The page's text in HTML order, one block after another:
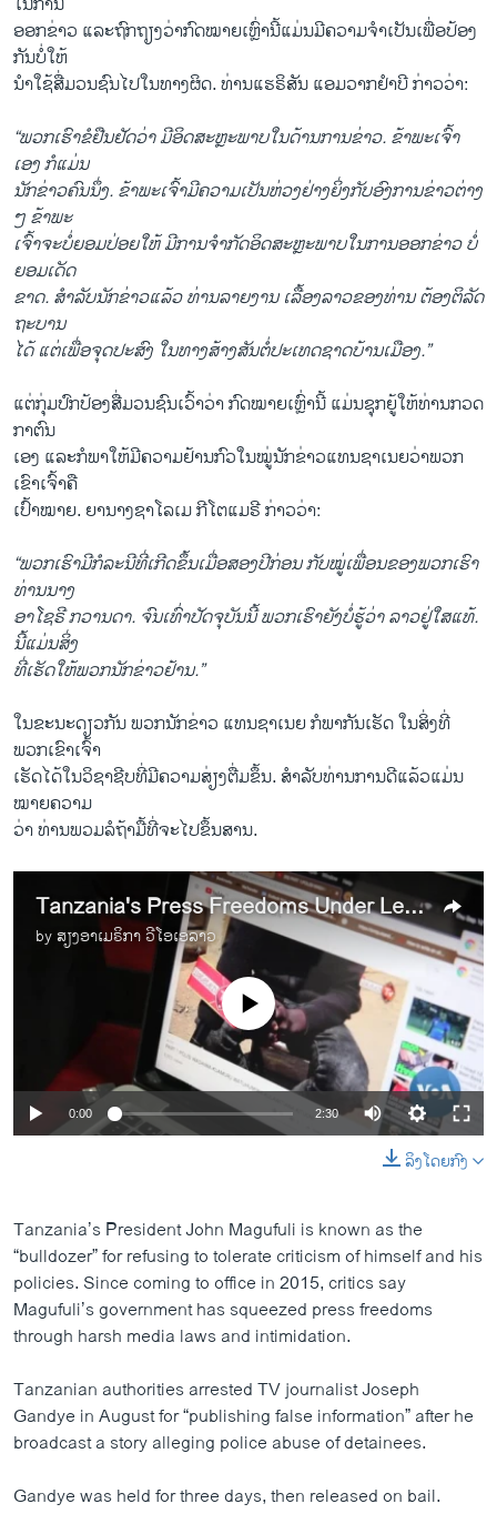
​ອອກ​ຂ່າວ ແລະ​ຖົກ​ຖຽງ​ວ່າກົດ​ໝາຍ​ເຫຼົ່າ​ນີ້​ແມ່ນ​ມີ​ຄວາມ​ຈຳ​ເປັນ​ເພື່ອ​ປ້ອງ​
ກັນ​ບໍ່​ໃຫ້​
ນຳ​ໃຊ້​ສື່ມວນ​ຊົນ​ໄປ​ໃນ​ທາງ​ຜິດ. ທ່ານ​ແຮ​ຣິ​ສັນ ແອມ​ວາກ​ຢຳ​ບີ​ ກ່າວວ່າ:
“ພວກ​ເຮົາ​ຂໍ​ຢືນ​ຢັດ​ວ່າ ມີ​ອິດ​ສະ​ຫຼະ​ພາບ​ໃນ​ດ້ານ​ການ​ຂ່າວ. ຂ້າ​ພະ​ເຈົ້າ​
ເອງ ​ກໍ​ແມ່ນ
ນັກ​ຂ່າວ​ຄົນ​ນຶ່ງ. ຂ້າ​ພະ​ເຈົ້າ​ມີ​ຄວາມ​ເປັນ​ຫ່ວງ​ຢ່າງ​ຍິ່ງ​ກັບ​ອົງ​ການ​ຂ່າວ​ຕ່າງ
ໆ ຂ້າ​ພະ
​ເຈົ້າ​ຈະ​ບໍ່​ຍອມ​ປ່ອຍ​ໃຫ້ ​ມີ​ການ​ຈຳ​ກັດ​ອິດ​ສະ​ຫຼະ​ພາບ​ໃນ​ການ​ອອກ​ຂ່າວ ບໍ່​
ຍອມ​ເດັດ​
ຂາດ. ສຳ​ລັບ​ນັກ​ຂ່າວ​ແລ້ວ ທ່ານ​ລາຍ​ງານ ​ເລື້ອງ​ລາວ​ຂອງ​ທ່ານ ຕ້ອງ​ຕິ​ລັດ​
ຖະ​ບານ
​ໄດ້ ແຕ່​ເພື່ອ​ຈຸດ​ປະ​ສົງ ​ໃນທາງສ້​າ​ງ​ສັນ​ຕໍ່ປະ​ເທດ​ຊາດ​ບ້ານ​ເມືອງ.”
ແຕ່​ກຸ່ມ​ປົກ​ປ້ອງ​ສື່ມວນ​ຊົນ​ເວົ້າ​ວ່າ ກົດ​ໝາຍ​ເຫຼົ່າ​ນີ້ ​ແມ່ນ​ຊຸກ​ຍູ້​ໃຫ້​ທ່ານກວດ​
ກາ​ຕົນ
​ເອງ ແລະ​ກໍ​ພາ​ໃຫ້​ມີ​ຄວາມ​ຢ້ານ​ກົວ​ໃນ​ໝູ່​ນັກ​ຂ່າວ​ແທນ​ຊາ​ເນຍ​ວ່າ​ພວກ​
ເຂົາເຈົ້າ​ຄື
​ເປົ້າ​ໝາຍ. ຍາ​ນາງ​ຊາ​ໂລ​ເມ ກີ​ໂຕ​ແມ​ຣີ ກ່າວ​ວ່າ:
“ພວກ​ເຮົາ​ມີ​ກໍ​ລະ​ນີ​ທີ່​ເກີ​ດ​ຂຶ້ນ​ເມື່ອ​ສອງ​ປີ​ກ່ອ​ນ ກັບໝູ່​ເພື່ອນ​ຂອງ​ພວກ​ເຮົາ ​
ທ່ານນາງ
ອາ​ໂຊ​ຣີ ກວານ​ດາ. ຈົນ​ເທົ່າ​ປັດ​ຈຸ​ບັນ​ນີ້ ພວກ​ເຮົາ​ຍັງ​ບໍ່​ຮູ້​ວ່າ ລາວ​ຢູ່​ໃສ​ແທ້.
ນີ້ແມ່ນ​ສິ່ງ
​ທີ່​ເຮັດ​ໃຫ້​ພວກ​ນັກ​ຂ່າວ​ຢ້ານ.”
ໃນ​ຂະ​ນະ​ດຽວ​ກັນ ພວກ​ນັກ​ຂ່າວ​ ແທນ​ຊາ​ເນຍ ກໍ​ພາ​ກັນ​ເຮັດ ​ໃນ​ສິ່ງ​ທີ່​
ພວກ​ເຂົາ​ເຈົ້າ​
ເຮັດ​ໄດ້ໃນ​ວິ​ຊາ​ຊີບ​ທີ່​ມີ​ຄວາມ​ສ່ຽງ​ຕື່ມ​ຂຶ້ນ. ສຳ​ລັບ​ທ່ານ​ການ​ດີ​ແລ້ວແມ່ນ
ໝາຍ​ຄວາມ ​
ວ່າ ທ່ານ​ພວມ​ລໍ​ຖ້າມື້​ທີ່​ຈະ​ໄປ​ຂຶ້ນ​ສານ.
Tanzania's Press Freedoms Under Legal Threats
by ສຽງອາເມຣິກາ ວີໂອເອລາວ
No media source currently available
0:00 2:30
ລິງໂດຍກົງ
Tanzania’s President John Magufuli is known as the
“bulldozer” for refusing to tolerate criticism of himself and his
policies. Since coming to office in 2015, critics say
Magufuli’s government has squeezed press freedoms
through harsh media laws and intimidation.
Tanzanian authorities arrested TV journalist Joseph
Gandye in August for “publishing false information” after he
broadcast a story alleging police abuse of detainees.
Gandye was held for three days, then released on bail.